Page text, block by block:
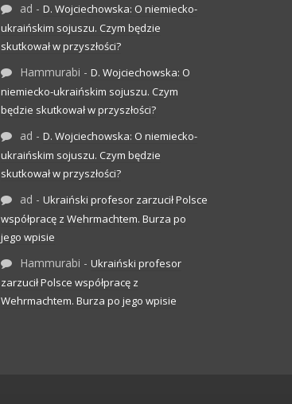
ad - D. Wojciechowska: O niemiecko-
ukraińskim sojuszu. Czym będzie
skutkował w przyszłości?
Hammurabi - D. Wojciechowska: O
niemiecko-ukraińskim sojuszu. Czym
będzie skutkował w przyszłości?
ad - D. Wojciechowska: O niemiecko-
ukraińskim sojuszu. Czym będzie
skutkował w przyszłości?
ad - Ukraiński profesor zarzucił Polsce
współpracę z Wehrmachtem. Burza po
jego wpisie
Hammurabi - Ukraiński profesor
zarzucił Polsce współpracę z
Wehrmachtem. Burza po jego wpisie